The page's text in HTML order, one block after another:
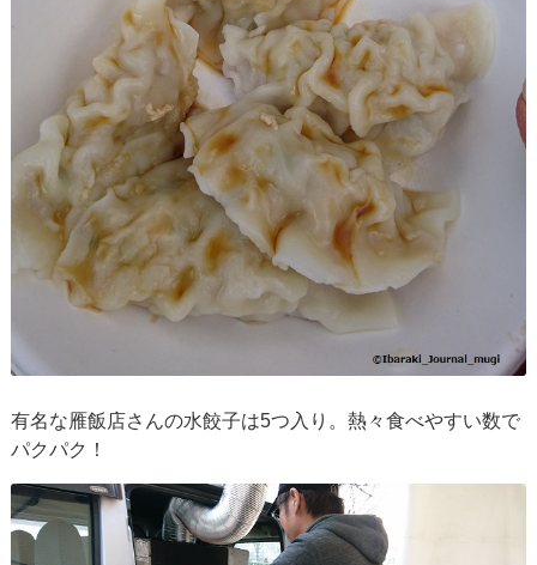
有名な雁飯店さんの水餃子は5つ入り。熱々食べやすい数で
パクパク！